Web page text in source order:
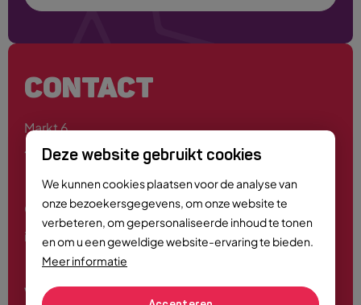
Deze website gebruikt cookies
We kunnen cookies plaatsen voor de analyse van
onze bezoekersgegevens, om onze website te
verbeteren, om gepersonaliseerde inhoud te tonen
en om u een geweldige website-ervaring te bieden.
Meer informatie
CONTACT
Markt 6
4701 PE Roosendaal
0165 - 55 44 00
info@roosendaalcitymarketing.nl
Volg ons